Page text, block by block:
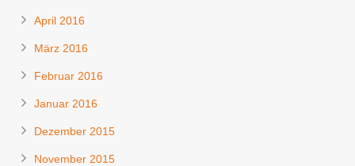
April 2016
März 2016
Februar 2016
Januar 2016
Dezember 2015
November 2015